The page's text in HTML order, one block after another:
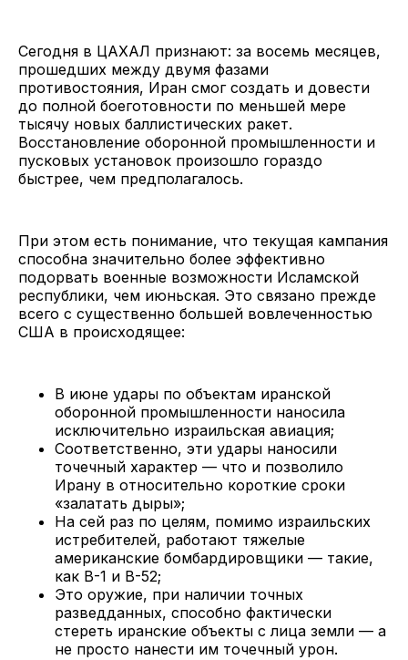
Сегодня в ЦАХАЛ признают: за восемь месяцев,
прошедших между двумя фазами
противостояния, Иран смог создать и довести
до полной боеготовности по меньшей мере
тысячу новых баллистических ракет.
Восстановление оборонной промышленности и
пусковых установок произошло гораздо
быстрее, чем предполагалось.
При этом есть понимание, что текущая кампания
способна значительно более эффективно
подорвать военные возможности Исламской
республики, чем июньская. Это связано прежде
всего с существенно большей вовлеченностью
США в происходящее:
В июне удары по объектам иранской
оборонной промышленности наносила
исключительно израильская авиация;
Соответственно, эти удары наносили
точечный характер — что и позволило
Ирану в относительно короткие сроки
«залатать дыры»;
На сей раз по целям, помимо израильских
истребителей, работают тяжелые
американские бомбардировщики — такие,
как B-1 и B-52;
Это оружие, при наличии точных
разведданных, способно фактически
стереть иранские объекты с лица земли — а
не просто нанести им точечный урон.